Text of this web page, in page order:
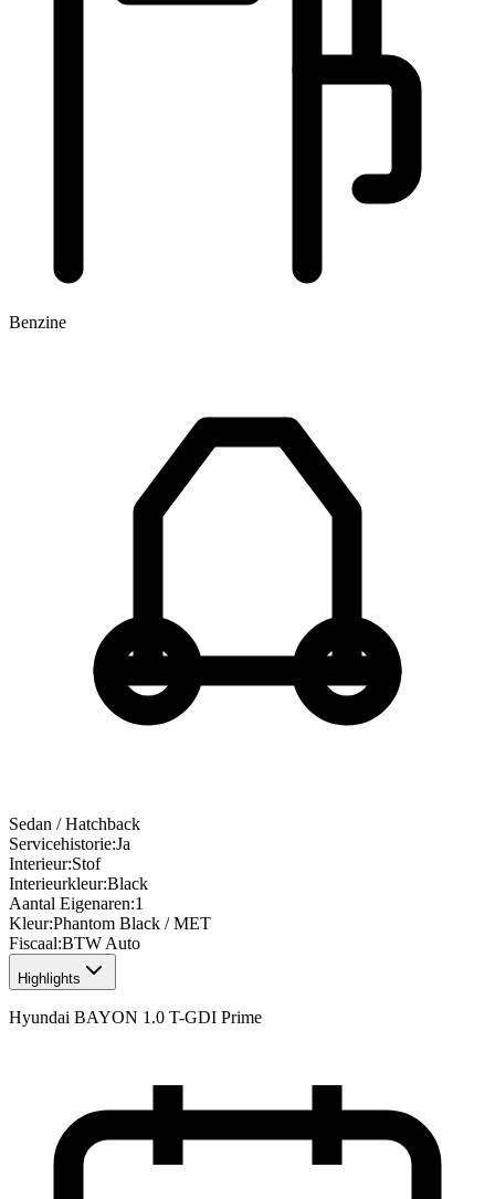
Benzine
Sedan / Hatchback
Servicehistorie:Ja
Interieur:Stof
Interieurkleur:Black
Aantal Eigenaren:1
Kleur:Phantom Black / MET
Fiscaal:BTW Auto
Highlights
Hyundai BAYON 1.0 T-GDI Prime